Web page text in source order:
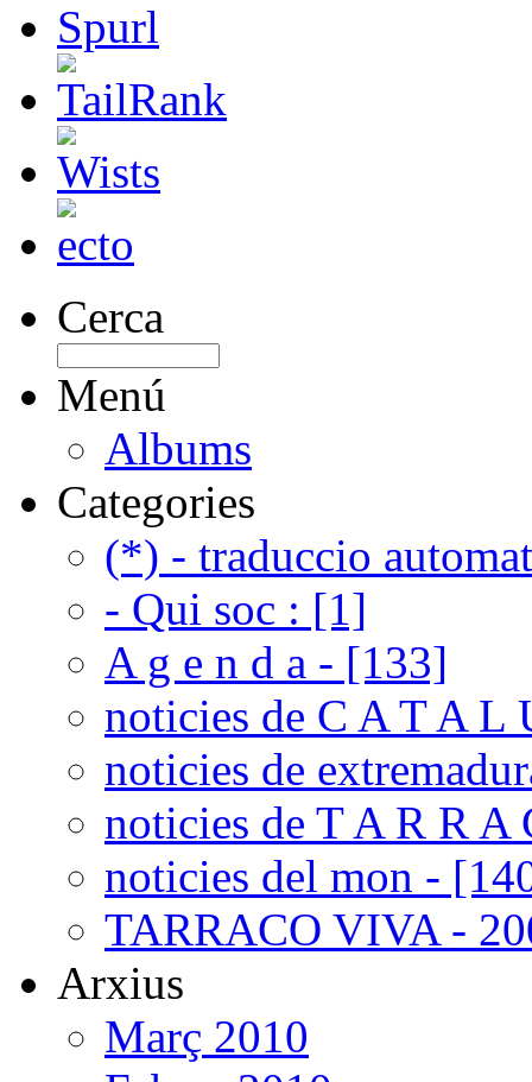
Cerca
Menú
Albums
Categories
(*) - traduccio
- Qui soc : [1]
A g e n d a - [133]
noticies de C A T A L
noticies de
noticies de T A R R A
noticies del mon -
TARRACO VIVA -
Arxius
Març 2010